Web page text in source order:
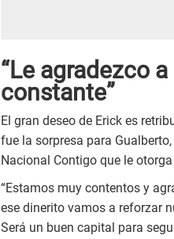
“Le agradezco
constante”
El gran deseo de Erick es
fue la sorpresa para
Nacional Contigo que le
“Estamos muy contentos y
ese dinerito vamos a reforzar
Será un buen capital para